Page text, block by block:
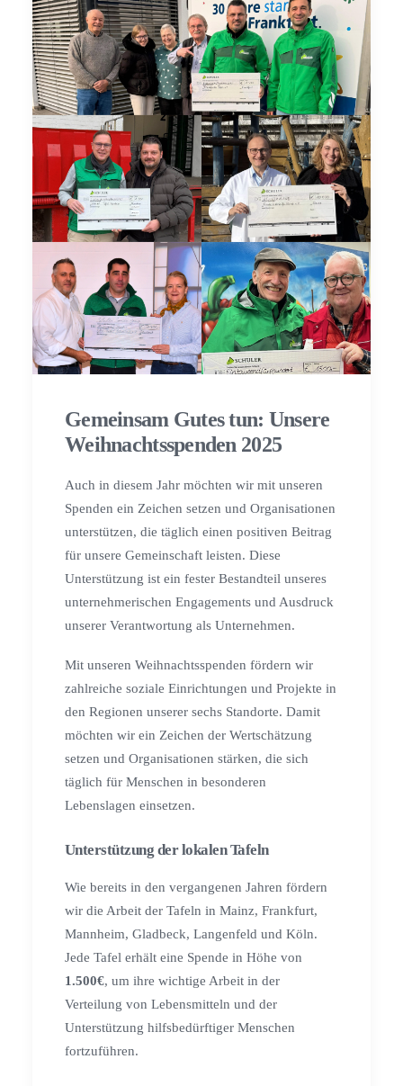
Schulhof der Christoph-Graupner-
Schule
Gemeinsam Gutes tun: Unsere
Weihnachtsspenden 2025
Auch in diesem Jahr möchten wir mit unseren
Spenden ein Zeichen setzen und Organisationen
unterstützen, die täglich einen positiven Beitrag
für unsere Gemeinschaft leisten. Diese
Unterstützung ist ein fester Bestandteil unseres
unternehmerischen Engagements und Ausdruck
unserer Verantwortung als Unternehmen.
Mit unseren Weihnachtsspenden fördern wir
zahlreiche soziale Einrichtungen und Projekte in
den Regionen unserer sechs Standorte. Damit
möchten wir ein Zeichen der Wertschätzung
setzen und Organisationen stärken, die sich
täglich für Menschen in besonderen
Lebenslagen einsetzen.
Unterstützung der lokalen Tafeln
Wie bereits in den vergangenen Jahren fördern
wir die Arbeit der Tafeln in Mainz, Frankfurt,
Mannheim, Gladbeck, Langenfeld und Köln.
Jede Tafel erhält eine Spende in Höhe von
1.500€, um ihre wichtige Arbeit in der
Verteilung von Lebensmitteln und der
Unterstützung hilfsbedürftiger Menschen
fortzuführen.